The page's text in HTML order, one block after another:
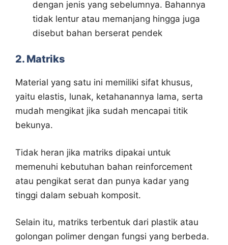
dengan jenis yang sebelumnya. Bahannya
tidak lentur atau memanjang hingga juga
disebut bahan berserat pendek
2. Matriks
Material yang satu ini memiliki sifat khusus,
yaitu elastis, lunak, ketahanannya lama, serta
mudah mengikat jika sudah mencapai titik
bekunya.
Tidak heran jika matriks dipakai untuk
memenuhi kebutuhan bahan reinforcement
atau pengikat serat dan punya kadar yang
tinggi dalam sebuah komposit.
Selain itu, matriks terbentuk dari plastik atau
golongan polimer dengan fungsi yang berbeda.